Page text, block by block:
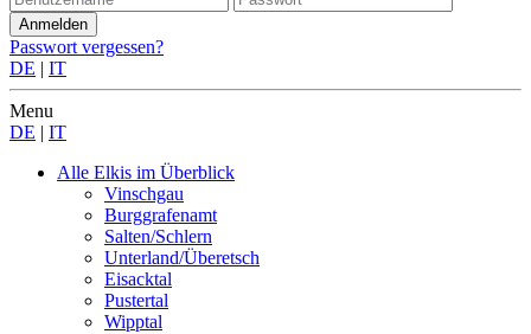
Passwort vergessen?
DE | IT
Menu
DE | IT
Alle Elkis im Überblick
Vinschgau
Burggrafenamt
Salten/Schlern
Unterland/Überetsch
Eisacktal
Pustertal
Wipptal